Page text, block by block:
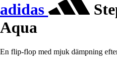
adidas
Aqua
En flip-flop med mjuk dämpning